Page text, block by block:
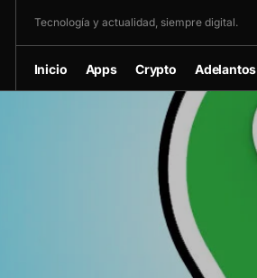
Tecnología y actualidad, siempre digital.
Inicio Apps Crypto Adelantos